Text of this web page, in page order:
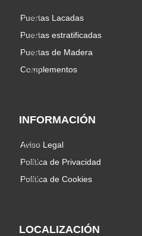
Puertas Lacadas
Puertas estratificadas
Puertas de Madera
Complementos
INFORMACIÓN
Aviso Legal
Política de Privacidad
Política de Cookies
LOCALIZACIÓN